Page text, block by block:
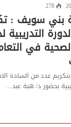
278
سويف :
التدريبية
في
عدد من السادة
بحضور د/ هبة عبد…